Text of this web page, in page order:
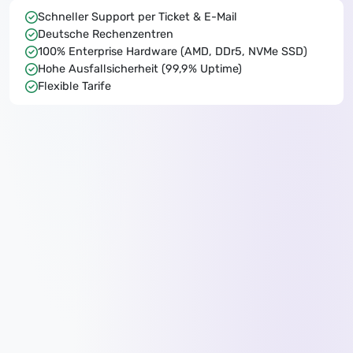
Schneller Support per Ticket & E-Mail
Deutsche Rechenzentren
100% Enterprise Hardware (AMD, DDr5, NVMe SSD)
Hohe Ausfallsicherheit (99,9% Uptime)
Flexible Tarife